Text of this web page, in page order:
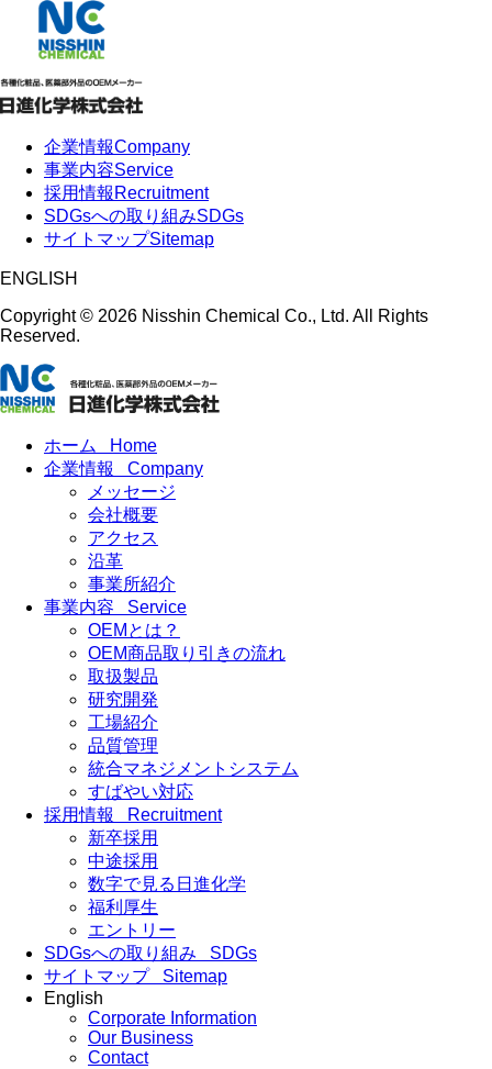
企業情報Company
事業内容Service
採用情報 Recruitment
SDGsへの取り組みSDGs
サイトマップSitemap
ENGLISH
Copyright © 2026 Nisshin Chemical Co., Ltd. All Rights
Reserved.
ホーム
Home
企業情報 Company
メッセージ
会社概要
アクセス
沿革
事業所紹介
事業内容 Service
OEMとは？
OEM商品取り引きの流れ
取扱製品
研究開発
工場紹介
品質管理
統合マネジメントシステム
すばやい対応
採用情報
Recruitment
新卒採用
中途採用
数字で見る日進化学
福利厚生
エントリー
SDGsへの取り組み SDGs
サイトマップ Sitemap
English
Corporate Information
Our Business
Contact